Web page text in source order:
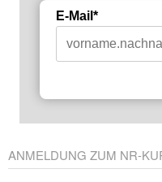
E-Mail*
ANMELDUNG ZUM NR-